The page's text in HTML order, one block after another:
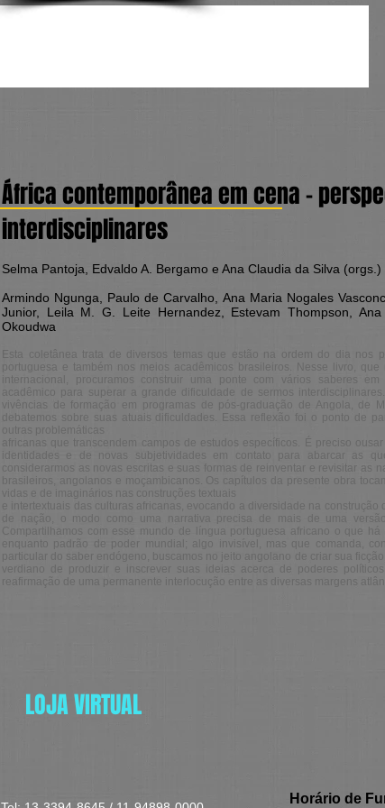
África contemporânea em cena –
interdisciplinares
Selma Pantoja, Edvaldo A. Bergamo e Ana Claudia da Silva (orgs.)
Armindo Ngunga, Paulo de Carvalho, Ana Maria Nogales
Junior, Leila M. G. Leite Hernandez, Estevam Thompson,
Okoudwa
Esta coletânea trata de diversos temas que estão na ordem do dia nos
portuguesa e também nos meios acadêmicos brasileiros. Nesse livro,
internacional, procuramos construir uma ponte com vários saberes
acadêmico para superar a grande dificuldade de sermos
vivências de formação em programas de pós-graduação de Angola, de
debatemos sobre suas atuais dificuldades. Essa reflexão foi o ponto de
outras problemáticas
africanas que transcendem campos de estudos específicos. É preciso
identidades e de novas subjetividades em contato para abarcar as
considerarmos as novas escritas e suas formas de reinventar e revisitar as
brasileiros, angolanos e moçambicanos. Os capítulos da presente obra
vidas e de imaginários nas construções textuais
e intertextuais das culturas africanas, evocando a diversidade na construção
de nação, o modo como uma narrativa precisa de mais de uma
Compartilhamos com esse mundo de língua portuguesa africano o que
enquanto padrão de poder mundial; algo invisível, mas que comanda,
particular do saber endógeno, buscamos no jeito angolano de criar sua
verdiano de produzir e inscrever suas ideias acerca de poderes
reafirmação de uma permanente interlocução entre as diversas margens
LOJA VIRTUAL
Horário de